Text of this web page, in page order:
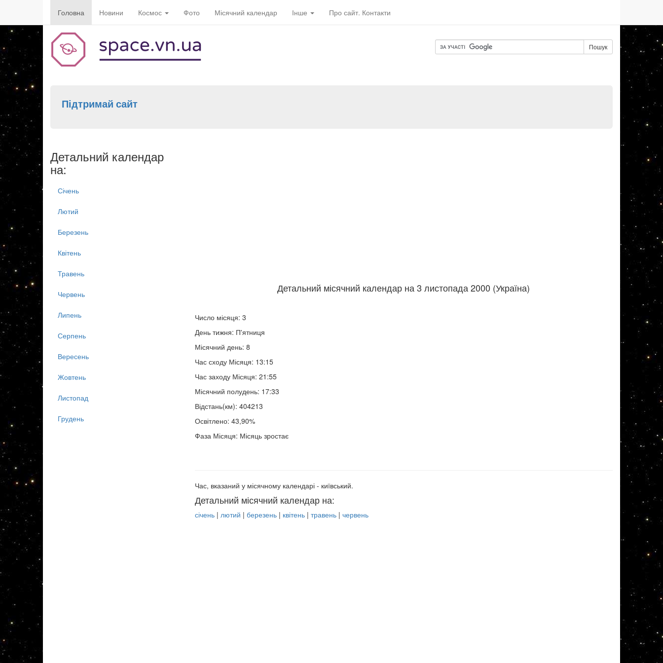
Головна Новини Космос Фото Місячний календар Інше Про сайт. Контакти
Пошук
Підтримай сайт
Детальний місячний календар на 3 листопада 2000 (Україна)
Число місяця: 3
День тижня: П'ятниця
Місячний день: 8
Час сходу Місяця: 13:15
Час заходу Місяця: 21:55
Місячний полудень: 17:33
Відстань(км): 404213
Освітлено: 43,90%
Фаза Місяця: Місяць зростає
Час, вказаний у місячному календарі - київський.
Детальний місячний календар на:
січень| лютий | березень| квітень| травень| червень
Детальний календар
на:
Січень
Лютий
Березень
Квітень
Травень
Червень
Липень
Серпень
Вересень
Жовтень
Листопад
Грудень